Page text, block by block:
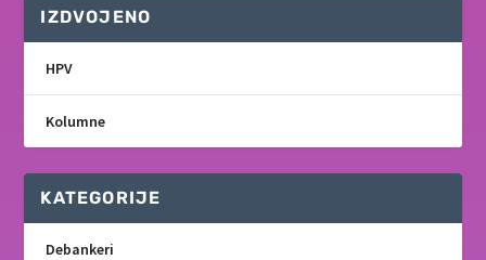
IZDVOJENO
HPV
Kolumne
KATEGORIJE
Debankeri